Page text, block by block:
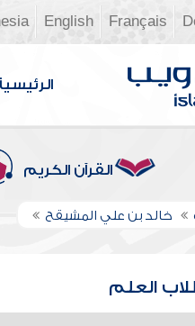
Français
English
القرآن الكريم
خالد بن علي المشيقح
العلم